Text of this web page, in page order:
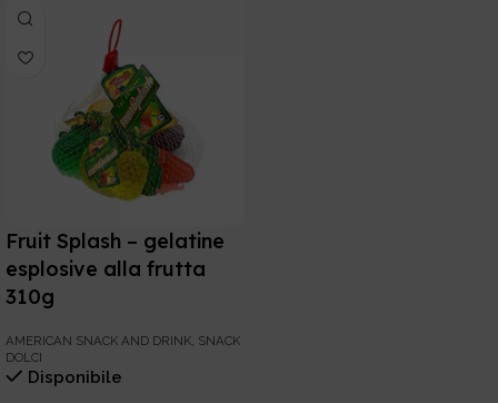
Fruit Splash – gelatine
esplosive alla frutta
310g
AMERICAN SNACK AND DRINK, SNACK
DOLCI
Disponibile